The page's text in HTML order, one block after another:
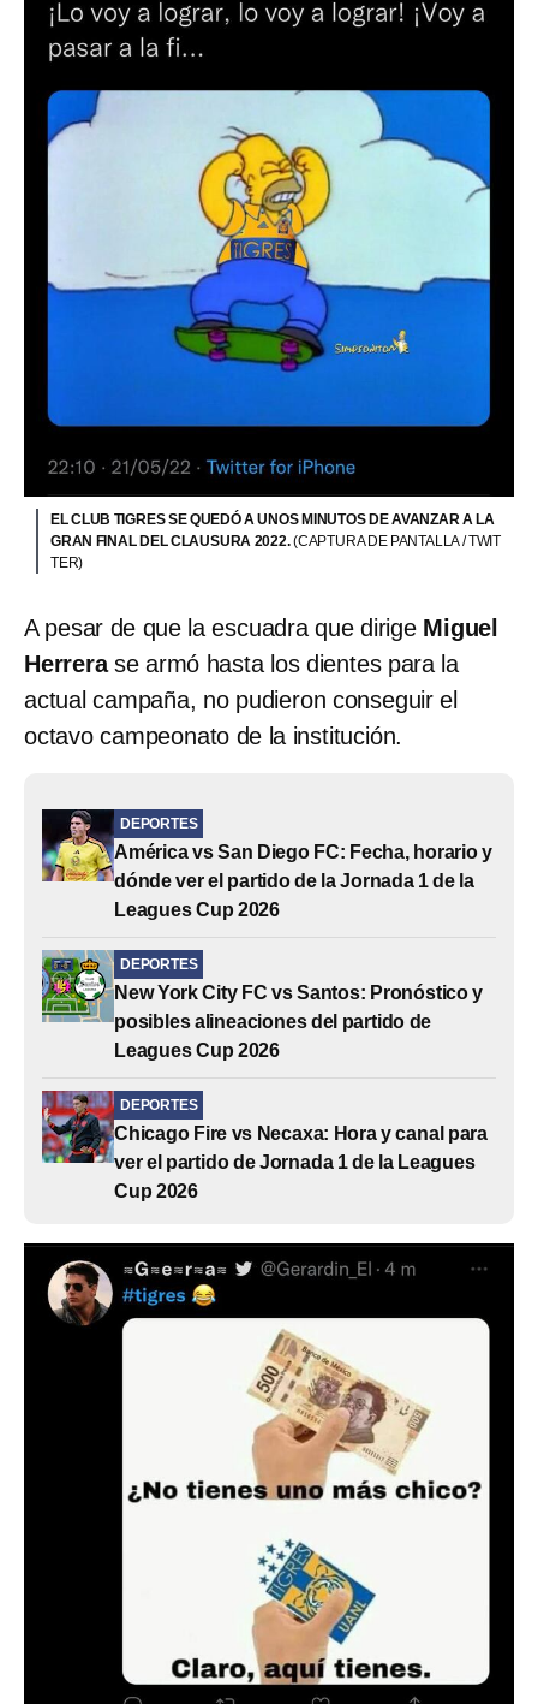
EL CLUB TIGRES SE QUEDÓ A UNOS MINUTOS DE AVANZAR A LA
GRAN FINAL DEL CLAUSURA 2022.(CAPTURA DE PANTALLA / TWIT
TER)
A pesar de que la escuadra que dirige Miguel
Herrerase armó hasta los dientes para la
actual campaña, no pudieron conseguir el
octavo campeonato de la institución.
DEPORTES
América vs San Diego FC: Fecha, horario y
dónde ver el partido de la Jornada 1 de la
Leagues Cup 2026
DEPORTES
New York City FC vs Santos: Pronóstico y
posibles alineaciones del partido de
Leagues Cup 2026
DEPORTES
Chicago Fire vs Necaxa: Hora y canal para
ver el partido de Jornada 1 de la Leagues
Cup 2026